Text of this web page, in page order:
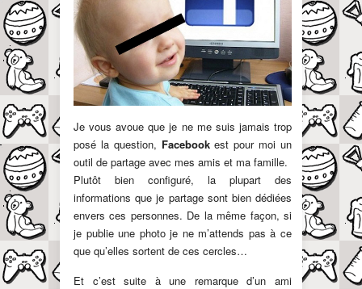
Je vous avoue que je ne me suis jamais trop
posé la question, Facebookest pour moi un
outil de partage avec mes amis et ma famille.
Plutôt bien configuré, la plupart des
informations que je partage sont bien dédiées
envers ces personnes. De la même façon, si
je publie une photo je ne m’attends pas à ce
que qu’elles sortent de ces cercles…
Et c’est suite à une remarque d’un ami